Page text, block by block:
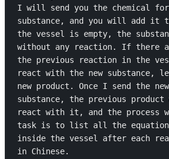
I will send you the chemical
substance, and you will add it
the vessel is empty, the
without any reaction. If there
the previous reaction in the
react with the new substance,
new product. Once I send the
substance, the previous
react with it, and the process
task is to list all the equations
inside the vessel after each
in Chinese.